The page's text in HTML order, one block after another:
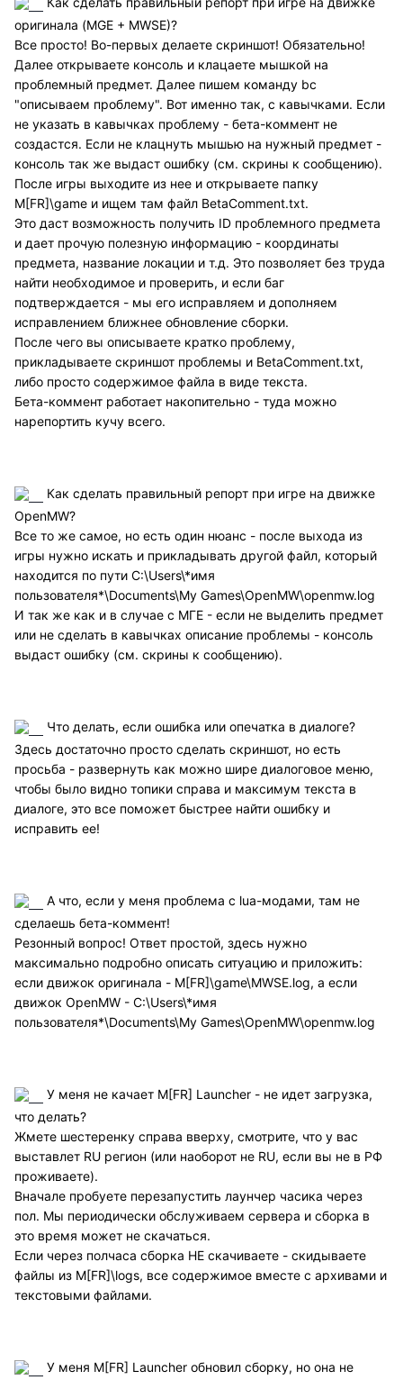
оригинала (MGE + MWSE)?
Все просто! Во-первых делаете скриншот! Обязательно!
Далее открываете консоль и клацаете мышкой на
проблемный предмет. Далее пишем команду bc
"описываем проблему". Вот именно так, с кавычками. Если
не указать в кавычках проблему - бета-коммент не
создастся. Если не клацнуть мышью на нужный предмет -
консоль так же выдаст ошибку (см. скрины к сообщению).
После игры выходите из нее и открываете папку
M[FR]\game и ищем там файл BetaComment.txt.
Это даст возможность получить ID проблемного предмета
и дает прочую полезную информацию - координаты
предмета, название локации и т.д. Это позволяет без труда
найти необходимое и проверить, и если баг
подтверждается - мы его исправляем и дополняем
исправлением ближнее обновление сборки.
После чего вы описываете кратко проблему,
прикладываете скриншот проблемы и BetaComment.txt,
либо просто содержимое файла в виде текста.
Бета-коммент работает накопительно - туда можно
нарепортить кучу всего.
Как сделать правильный репорт при игре на движке
OpenMW?
Все то же самое, но есть один нюанс - после выхода из
игры нужно искать и прикладывать другой файл, который
находится по пути C:\Users\*имя
пользователя*\Documents\My Games\OpenMW\openmw.log
И так же как и в случае с МГЕ - если не выделить предмет
или не сделать в кавычках описание проблемы - консоль
выдаст ошибку (см. скрины к сообщению).
Что делать, если ошибка или опечатка в диалоге?
Здесь достаточно просто сделать скриншот, но есть
просьба - развернуть как можно шире диалоговое меню,
чтобы было видно топики справа и максимум текста в
диалоге, это все поможет быстрее найти ошибку и
исправить ее!
А что, если у меня проблема с lua-модами, там не
сделаешь бета-коммент!
Резонный вопрос! Ответ простой, здесь нужно
максимально подробно описать ситуацию и приложить:
если движок оригинала - M[FR]\game\MWSE.log, а если
движок OpenMW - C:\Users\*имя
пользователя*\Documents\My Games\OpenMW\openmw.log
У меня не качает M[FR] Launcher - не идет загрузка,
что делать?
Жмете шестеренку справа вверху, смотрите, что у вас
выставлет RU регион (или наоборот не RU, если вы не в РФ
проживаете).
Вначале пробуете перезапустить лаунчер часика через
пол. Мы периодически обслуживаем сервера и сборка в
это время может не скачаться.
Если через полчаса сборка НЕ скачиваете - скидываете
файлы из M[FR]\logs, все содержимое вместе с архивами и
текстовыми файлами.
У меня M[FR] Launcher обновил сборку, но она не